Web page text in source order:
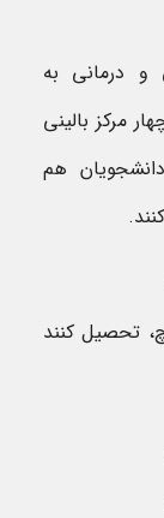
و درمانی به
مرکز بالینی
هم
تحصیل کنند